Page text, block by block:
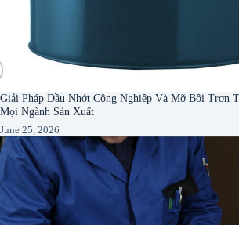
Giải Pháp Dầu Nhớt Công Nghiệp Và Mỡ Bôi Trơn
Mọi Ngành Sản Xuất
June 25, 2026